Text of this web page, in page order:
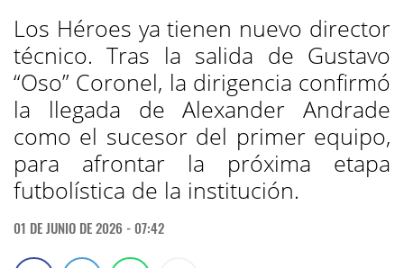
Los Héroes ya tienen nuevo director
técnico. Tras la salida de Gustavo
“Oso” Coronel, la dirigencia confirmó
la llegada de Alexander Andrade
como el sucesor del primer equipo,
para afrontar la próxima etapa
futbolística de la institución.
01 DE JUNIO DE 2026 - 07:42